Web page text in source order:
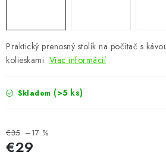
Reklamácie a odstúpenie od zmluvy
Praktický prenosný stolík na počítač s
kolieskami. Viac informácií
Skladom (>5 ks)
€35 –17 %
€29